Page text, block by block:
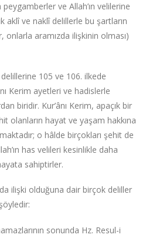
ve Allah’ın velilerine
aklî ve naklî delillerle bu şartların
onlarla aramızda ilişkinin olması)
delillerine 105 ve 106. ilkede
Kerim ayetleri ve hadislerle
biridir. Kur’ânı Kerim, apaçık bir
olanların hayat ve yaşam hakkına
o hâlde birçokları şehit de
has velileri kesinlikle daha
sahiptirler.
ilişki olduğuna dair birçok deliller
sonunda Hz. Resul-i